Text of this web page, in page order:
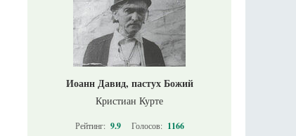
Иоанн Давид, пастух Божий
Кристиан Курте
Рейтинг: 9.9 Голосов: 1166